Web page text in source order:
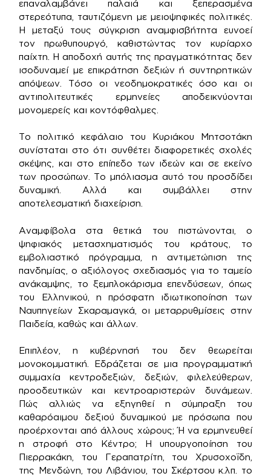
επαναλαμβάνει παλαιά και ξεπερασμένα
στερεότυπα, ταυτιζόμενη με μειοψηφικές πολιτικές.
Η μεταξύ τους σύγκριση αναμφισβήτητα ευνοεί
τον πρωθυπουργό, καθιστώντας τον κυρίαρχο
παίχτη. Η αποδοχή αυτής της πραγματικότητας δεν
ισοδυναμεί με επικράτηση δεξιών ή συντηρητικών
απόψεων. Τόσο οι νεοδημοκρατικές όσο και οι
αντιπολιτευτικές ερμηνείες αποδεικνύονται
μονομερείς και κοντόφθαλμες.
Το πολιτικό κεφάλαιο του Κυριάκου Μητσοτάκη
συνίσταται στο ότι συνθέτει διαφορετικές σχολές
σκέψης, και στο επίπεδο των ιδεών και σε εκείνο
των προσώπων. Το μπόλιασμα αυτό του προσδίδει
δυναμική. Αλλά και συμβάλλει στην
αποτελεσματική διαχείριση.
Αναμφίβολα στα θετικά του πιστώνονται, ο
ψηφιακός μετασχηματισμός του κράτους, το
εμβολιαστικό πρόγραμμα, η αντιμετώπιση της
πανδημίας, ο αξιόλογος σχεδιασμός για το ταμείο
ανάκαμψης, το ξεμπλοκάρισμα επενδύσεων, όπως
του Ελληνικού, η πρόσφατη ιδιωτικοποίηση των
Ναυπηγείων Σκαραμαγκά, οι μεταρρυθμίσεις στην
Παιδεία, καθώς και άλλων.
Επιπλέον, η κυβέρνησή του δεν θεωρείται
μονοκομματική. Εδράζεται σε μια προγραμματική
συμμαχία κεντροδεξιών, δεξιών, φιλελεύθερων,
προοδευτικών και κεντροαριστερών δυνάμεων.
Πώς αλλιώς να εξηγηθεί η σύμπραξη του
καθαρόαιμου δεξιού δυναμικού με πρόσωπα που
προέρχονται από άλλους χώρους; Ή να ερμηνευθεί
η στροφή στο Κέντρο; Η υπουργοποίηση του
Πιερρακάκη, του Γεραπατρίτη, του Χρυσοχοΐδη,
της Μενδώνη, του Λιβάνιου, του Σκέρτσου κ.λπ. το